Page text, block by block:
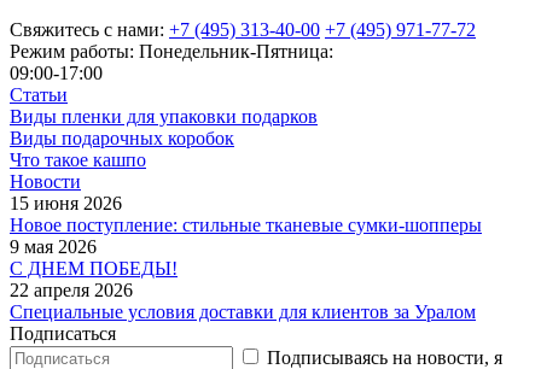
Свяжитесь с нами: +7 (495) 313-40-00 +7 (495) 971-77-72
Режим работы: Понедельник-Пятница:
09:00-17:00
Статьи
Виды пленки для упаковки подарков
Виды подарочных коробок
Что такое кашпо
Новости
15 июня 2026
Новое поступление: стильные тканевые сумки-шопперы
9 мая 2026
С ДНЕМ ПОБЕДЫ!
22 апреля 2026
Специальные условия доставки для клиентов за Уралом
Подписаться
Подписываясь на новости, я